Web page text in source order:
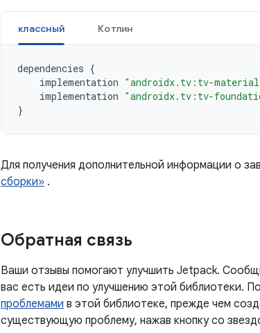
классный Котлин
dependencies {
implementation "androidx.tv:tv-
implementation "androidx.tv:tv-
}
Для получения дополнительной информации о
сборки» .
Обратная связь
Ваши отзывы помогают улучшить Jetpack.
вас есть идеи по улучшению этой библиотеки.
проблемами в этой библиотеке, прежде чем
существующую проблему, нажав кнопку со